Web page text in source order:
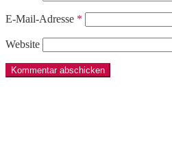
E-Mail-Adresse *
Website